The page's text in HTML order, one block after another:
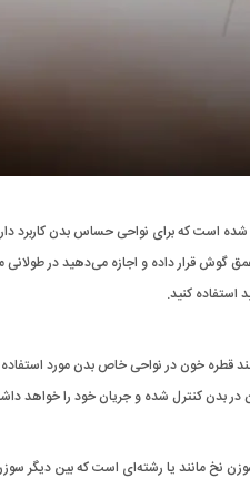
است که برای نواحی حساس بدن کاربرد
استفاده کنید.
خون در نواحی خاص بدن مورد استفاده
در بدن کنترل شده و جریان خود را خواهد
نخ مانند یا رشته‌ای است که بین دیگر